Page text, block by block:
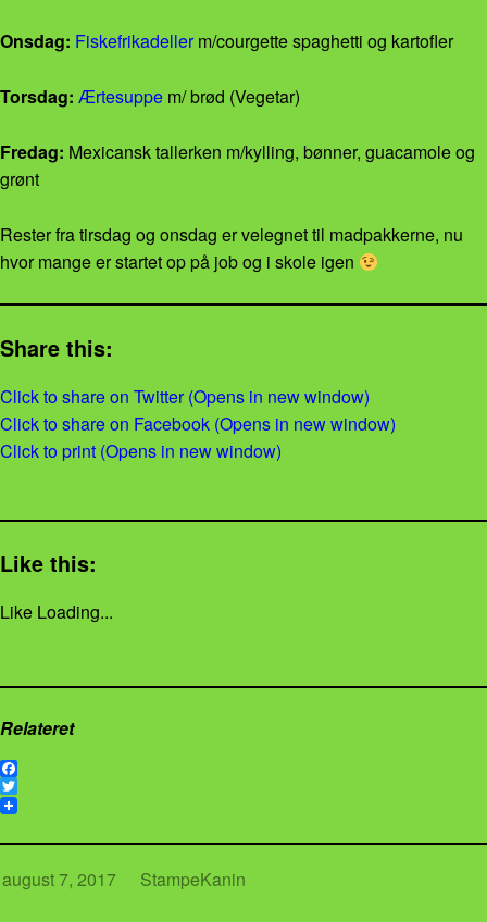
Onsdag: Fiskefrikadellerm/courgette spaghetti og kartofler
Torsdag: Ærtesuppe m/ brød (Vegetar)
Fredag: Mexicansk tallerken m/kylling, bønner, guacamole og
grønt
Rester fra tirsdag og onsdag er velegnet til madpakkerne, nu
hvor mange er startet op på job og i skole igen
Share this:
Click to share on Twitter (Opens in new window)
Click to share on Facebook (Opens in new window)
Click to print (Opens in new window)
Like this:
Like Loading...
Relateret
F
a
c
e
o
o
T
w
i
t
e
august 7, 2017 StampeKanin